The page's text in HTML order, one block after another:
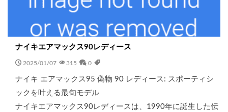
ナイキエアマックス90レディース
2025/01/07 315 0
ナイキ エアマックス95 偽物 90 レディース: スポーティシ
ックを叶える最旬モデル
ナイキエアマックス90レディースは、1990年に誕生した伝